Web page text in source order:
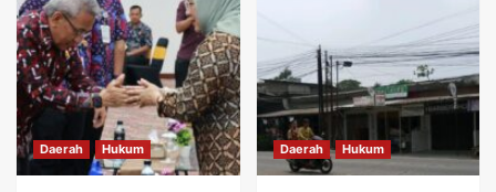
Daerah Hukum Daerah Hukum